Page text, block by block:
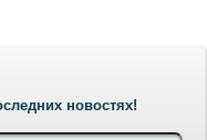
новостях!